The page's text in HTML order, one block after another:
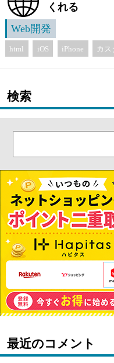
くれる
Web開発
html iOS iPhone カス
検索
最近のコメント